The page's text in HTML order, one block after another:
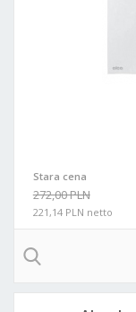
Stara cena
272,00 PLN
221,14 PLN netto